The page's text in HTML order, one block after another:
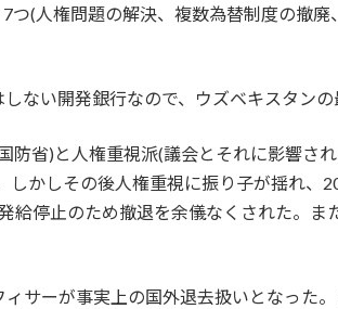
つ(人権問題の解決、複数為替制度の撤
ない開発銀行なので、ウズベキスタンの
防省)と人権重視派(議会とそれに影響
かしその後人権重視に振り子が揺れ、
給停止のため撤退を余儀なくされた。
サーが事実上の国外退去扱いとなった